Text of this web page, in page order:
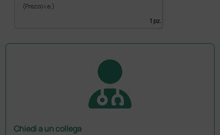
(Prezzo i.e.)
1 pz.
Chiedi a un collega